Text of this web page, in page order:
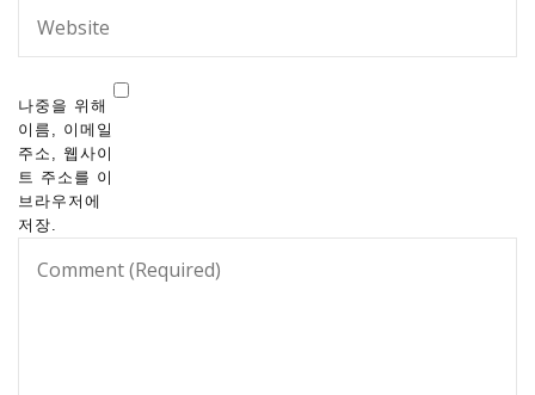
나중을 위해
이름, 이메일
주소, 웹사이
트 주소를 이
브라우저에
저장.